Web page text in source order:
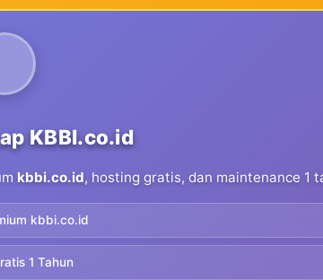
KBBI.co.id
kbbi.co.id, hosting gratis, dan maintenance 1
kbbi.co.id
1 Tahun